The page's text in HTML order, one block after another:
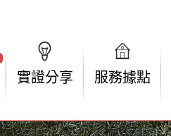
實證分享 服務據點